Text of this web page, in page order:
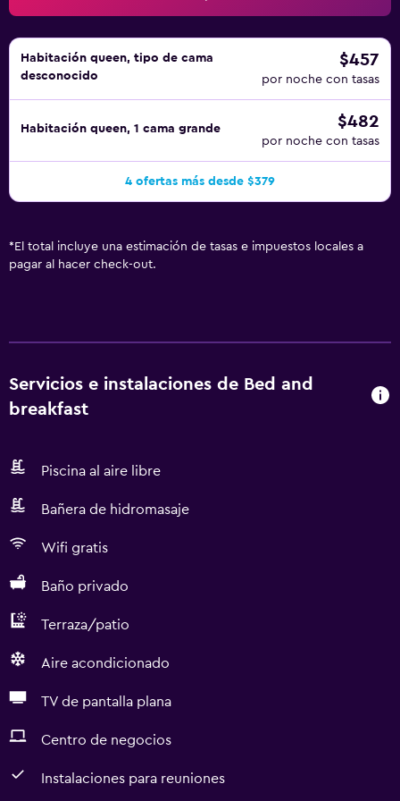
Habitación queen, tipo de cama
desconocido
$457
por noche con tasas
Habitación queen, 1 cama grande $482
por noche con tasas
4 ofertas más desde $379
* El total incluye una estimación de tasas e impuestos locales a
pagar al hacer check-out.
Servicios e instalaciones de Bed and
breakfast
Piscina al aire libre
Bañera de hidromasaje
Wifi gratis
Baño privado
Terraza/patio
Aire acondicionado
TV de pantalla plana
Centro de negocios
Instalaciones para reuniones